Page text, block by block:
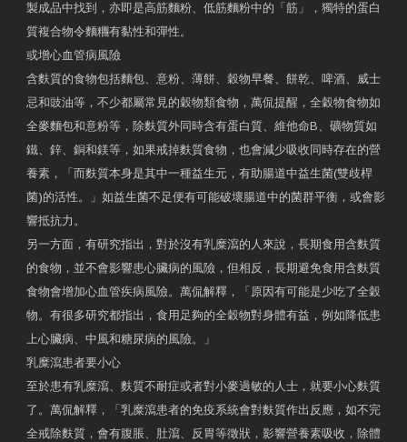
製成品中找到，亦即是高筋麵粉、低筋麵粉中的「筋」，獨特的蛋白
質複合物令麵糰有黏性和彈性。
或增心血管病風險
含麩質的食物包括麵包、意粉、薄餅、穀物早餐、餅乾、啤酒、威士
忌和豉油等，不少都屬常見的穀物類食物，萬侃提醒，全穀物食物如
全麥麵包和意粉等，除麩質外同時含有蛋白質、維他命B、礦物質如
鐵、鋅、銅和鎂等，如果戒掉麩質食物，也會減少吸收同時存在的營
養素，「而麩質本身是其中一種益生元，有助腸道中益生菌(雙歧桿
菌)的活性。」如益生菌不足便有可能破壞腸道中的菌群平衡，或會影
響抵抗力。
另一方面，有研究指出，對於沒有乳糜瀉的人來說，長期食用含麩質
的食物，並不會影響患心臟病的風險，但相反，長期避免食用含麩質
食物會增加心血管疾病風險。萬侃解釋，「原因有可能是少吃了全穀
物。有很多研究都指出，食用足夠的全穀物對身體有益，例如降低患
上心臟病、中風和糖尿病的風險。」
乳糜瀉患者要小心
至於患有乳糜瀉、麩質不耐症或者對小麥過敏的人士，就要小心麩質
了。萬侃解釋，「乳糜瀉患者的免疫系統會對麩質作出反應，如不完
全戒除麩質，會有腹脹、肚瀉、反胃等徵狀，影響營養素吸收，除體